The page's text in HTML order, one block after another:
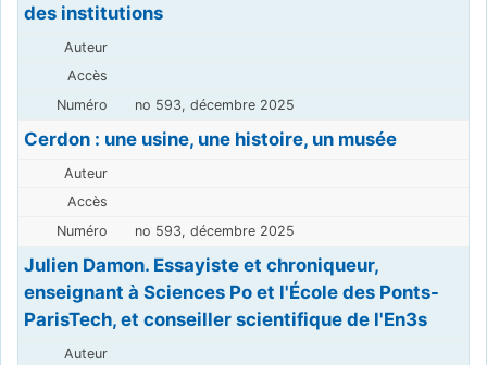
des institutions
no 593, décembre 2025
Cerdon : une usine, une histoire, un musée
no 593, décembre 2025
Julien Damon. Essayiste et chroniqueur,
enseignant à Sciences Po et l'École des Ponts-
ParisTech, et conseiller scientifique de l'En3s